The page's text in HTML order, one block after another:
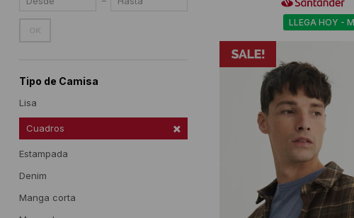
LLEGA HOY -
Tipo de Camisa
Lisa
Cuadros
Estampada
Denim
Manga corta